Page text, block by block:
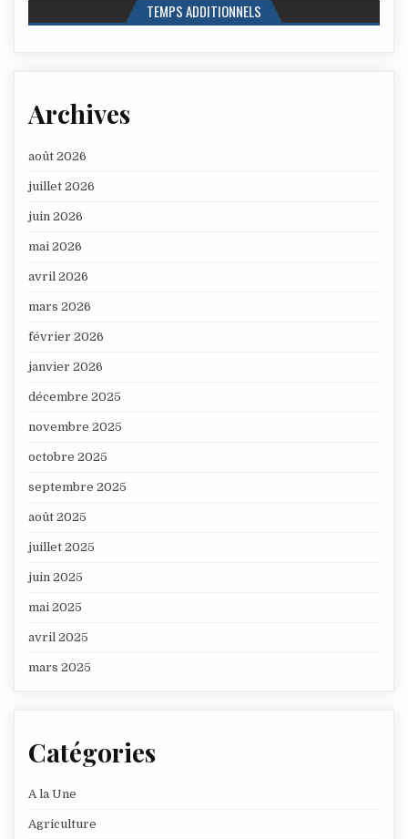
TEMPS ADDITIONNELS
Archives
août 2026
juillet 2026
juin 2026
mai 2026
avril 2026
mars 2026
février 2026
janvier 2026
décembre 2025
novembre 2025
octobre 2025
septembre 2025
août 2025
juillet 2025
juin 2025
mai 2025
avril 2025
mars 2025
Catégories
A la Une
Agriculture